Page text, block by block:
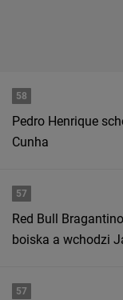
58
Pedro Henrique
Cunha
57
Red Bull
boiska a wchodzi
57